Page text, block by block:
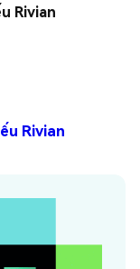
Rivian
Rivian